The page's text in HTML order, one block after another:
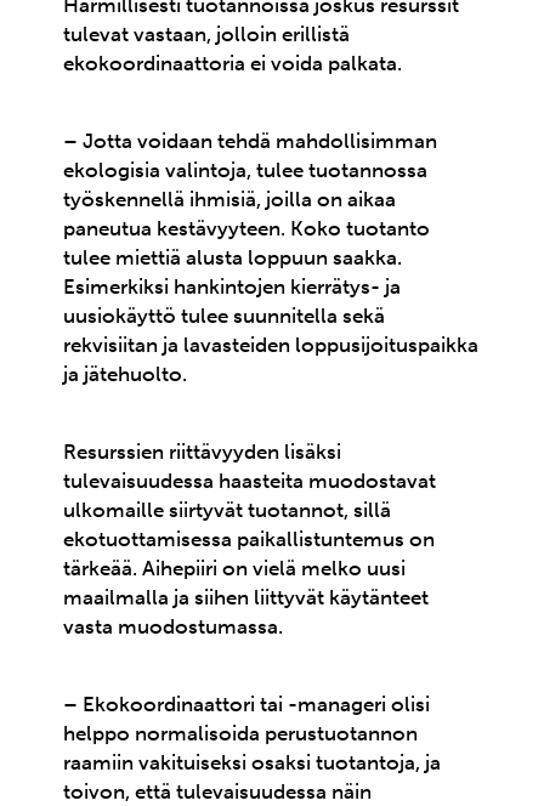
tulevat vastaan, jolloin erillistä
ekokoordinaattoria ei voida palkata.
– Jotta voidaan tehdä mahdollisimman
ekologisia valintoja, tulee tuotannossa
työskennellä ihmisiä, joilla on aikaa
paneutua kestävyyteen. Koko tuotanto
tulee miettiä alusta loppuun saakka.
Esimerkiksi hankintojen kierrätys- ja
uusiokäyttö tulee suunnitella sekä
rekvisiitan ja lavasteiden loppusijoituspaikka
ja jätehuolto.
Resurssien riittävyyden lisäksi
tulevaisuudessa haasteita muodostavat
ulkomaille siirtyvät tuotannot, sillä
ekotuottamisessa paikallistuntemus on
tärkeää. Aihepiiri on vielä melko uusi
maailmalla ja siihen liittyvät käytänteet
vasta muodostumassa.
– Ekokoordinaattori tai -manageri olisi
helppo normalisoida perustuotannon
raamiin vakituiseksi osaksi tuotantoja, ja
toivon, että tulevaisuudessa näin